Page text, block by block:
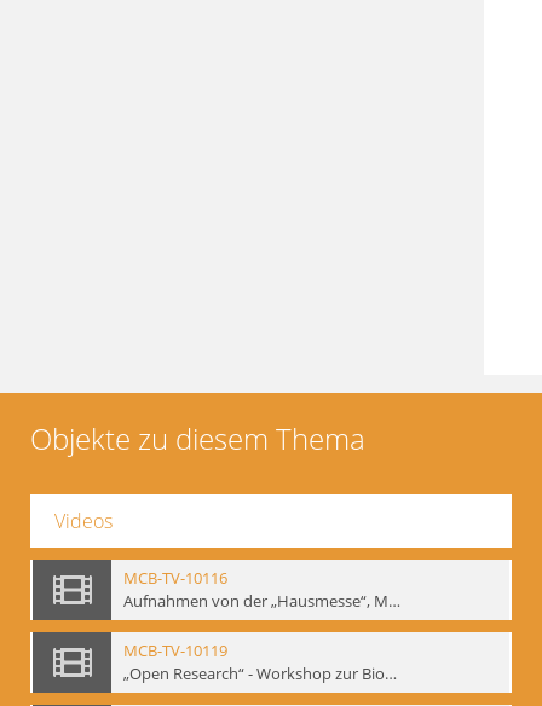
Objekte zu diesem Thema
Videos
MCB-TV-10116
Aufnahmen von der „Hausmesse“, Mime Centrum Berlin, 1994. Ausstellung und Veranstaltungsreihe anlässlich des 120. Geburtstages von W. E. Meyerhold im Mime Centrum Berlin, Februar 1994 (Bd.3) - Interne Signatur: BM-vid-23
MCB-TV-10119
„Open Research“ - Workshop zur Biomechanik, 10.-14.05.1994 im Mime Centrum Berlin (Bd.1). - Interne Signatur: BM-vid-26